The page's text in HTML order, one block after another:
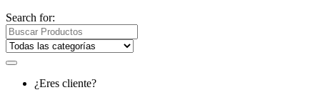
Search for:
¿Eres cliente?